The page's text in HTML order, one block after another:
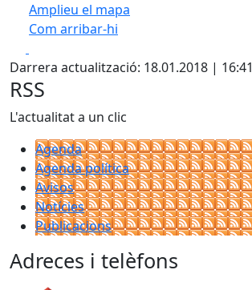
Amplieu el mapa
Com arribar-hi
+
−
Darrera actualització: 18.01.2018 | 16:41
RSS
L'actualitat a un clic
Agenda
Agenda política
Avisos
Notícies
Publicacions
Adreces i telèfons